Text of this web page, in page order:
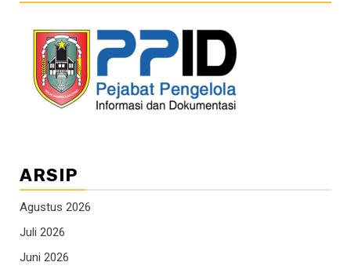
ARSIP
Agustus 2026
Juli 2026
Juni 2026